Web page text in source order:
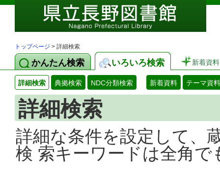
トップページ > 詳細検索
かんたん検索 いろいろ検索 新着資料
詳細検索 典拠検索 NDC分類検索 新着資料 テーマ資料
詳細検索
詳細な条件を設定して、
検 索キーワードは全角